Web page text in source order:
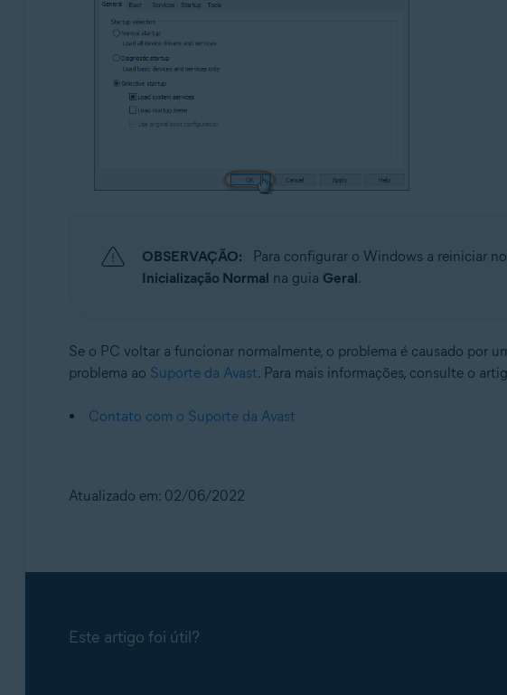
OBSERVAÇÃO: Para configurar o Windows a reiniciar no
Inicialização Normal na guia Geral.
Se o PC voltar a funcionar normalmente, o problema é causado por
problema ao Suporte da Avast. Para mais informações, consulte o
Contato com o Suporte da Avast
Atualizado em: 02/06/2022
Este artigo foi útil?